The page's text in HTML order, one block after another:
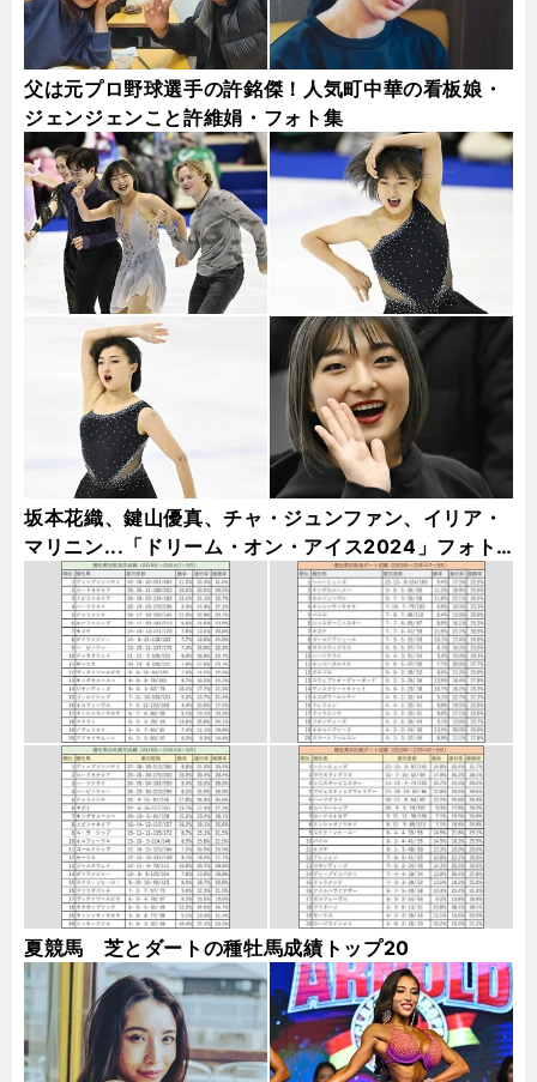
父は元プロ野球選手の許銘傑！人気町中華の看板娘・
ジェンジェンこと許維娟・フォト集
坂本花織、鍵山優真、チャ・ジュンファン、イリア・
マリニン...「ドリーム・オン・アイス2024」フォト
ギャラリー
夏競馬 芝とダートの種牡馬成績トップ20